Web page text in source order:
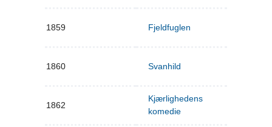
1859 Fjeldfuglen
1860 Svanhild
1862
Kjærlighedens
komedie